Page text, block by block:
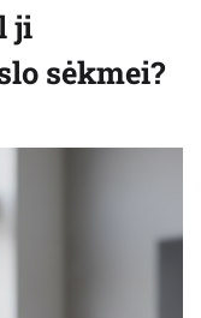
ji
sėkmei?